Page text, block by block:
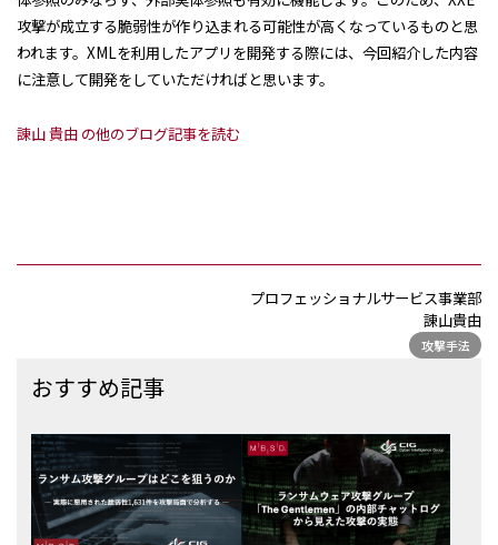
攻撃が成立する脆弱性が作り込まれる可能性が高くなっているものと思
われます。XMLを利用したアプリを開発する際には、今回紹介した内容
に注意して開発をしていただければと思います。
諌山 貴由 の他のブログ記事を読む
プロフェッショナルサービス事業部
諌山貴由
攻撃手法
おすすめ記事